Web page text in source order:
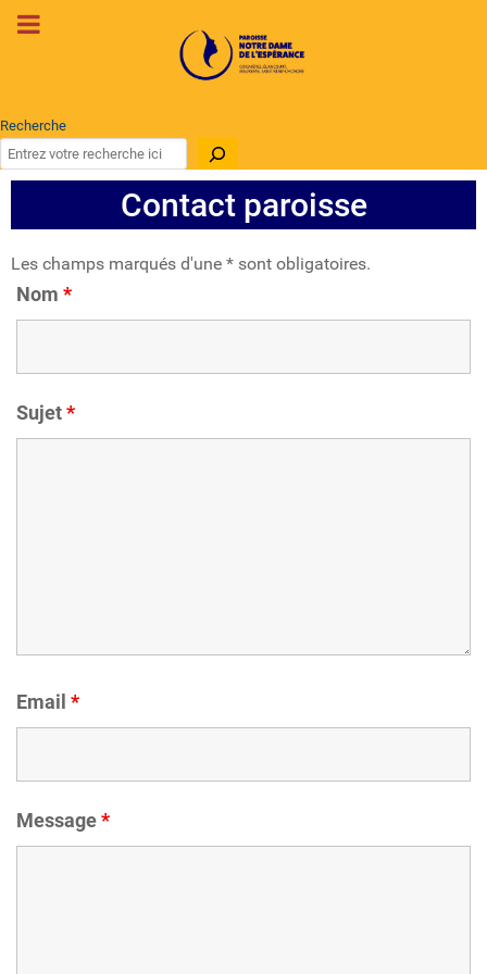
Recherche
Contact paroisse
Les champs marqués d'une * sont obligatoires.
Nom *
Sujet*
Email *
Message*